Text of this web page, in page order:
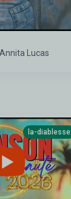
Lucas
la-diablesse